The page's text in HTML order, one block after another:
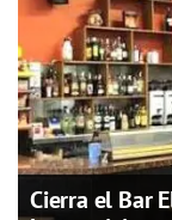
Cierra el Bar